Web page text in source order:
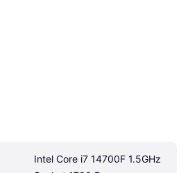
Intel Core i7 14700F 1.5GHz